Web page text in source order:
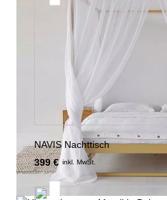
NAVIS Nachttisch
399 € inkl. MwSt.